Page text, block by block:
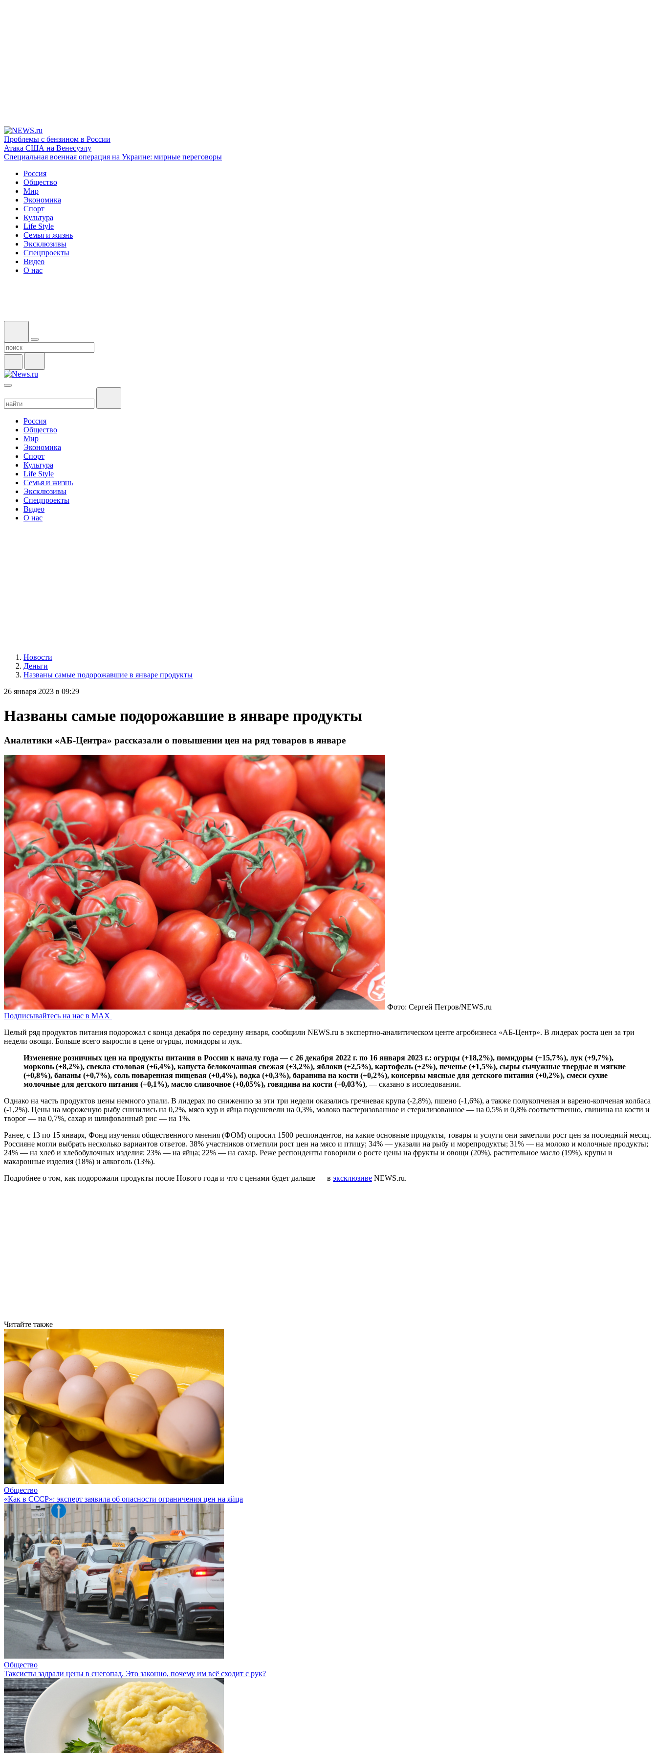
Проблемы с бензином в России
Атака США на Венесуэлу
Специальная военная операция на Украине: мирные переговоры
Россия
Общество
Мир
Экономика
Спорт
Культура
Life Style
Семья и жизнь
Эксклюзивы
Спецпроекты
Видео
О нас
Россия
Общество
Мир
Экономика
Спорт
Культура
Life Style
Семья и жизнь
Эксклюзивы
Спецпроекты
Видео
О нас
Новости
Деньги
Названы самые подорожавшие в январе продукты
26 января 2023 в 09:29
Названы самые подорожавшие в январе продукты
Аналитики «АБ-Центра» рассказали о повышении цен на ряд товаров в январе
Фото: Сергей Петров/NEWS.ru
Подписывайтесь на нас в MAX
Целый ряд продуктов питания подорожал с конца декабря по середину января, сообщили NEWS.ru в экспертно-аналитическом центе агробизнеса «АБ-Центр». В лидерах роста цен за три
недели овощи. Больше всего выросли в цене огурцы, помидоры и лук.
Изменение розничных цен на продукты питания в России к началу года — с 26 декабря 2022 г. по 16 января 2023 г.: огурцы (+18,2%), помидоры (+15,7%), лук (+9,7%),
морковь (+8,2%), свекла столовая (+6,4%), капуста белокочанная свежая (+3,2%), яблоки (+2,5%), картофель (+2%), печенье (+1,5%), сыры сычужные твердые и мягкие
(+0,8%), бананы (+0,7%), соль поваренная пищевая (+0,4%), водка (+0,3%), баранина на кости (+0,2%), консервы мясные для детского питания (+0,2%), смеси сухие
молочные для детского питания (+0,1%), масло сливочное (+0,05%), говядина на кости (+0,03%), — сказано в исследовании.
Однако на часть продуктов цены немного упали. В лидерах по снижению за эти три недели оказались гречневая крупа (-2,8%), пшено (-1,6%), а также полукопченая и варено-копченая колбаса
(-1,2%). Цены на мороженую рыбу снизились на 0,2%, мясо кур и яйца подешевели на 0,3%, молоко пастеризованное и стерилизованное — на 0,5% и 0,8% соответственно, свинина на кости и
творог — на 0,7%, сахар и шлифованный рис — на 1%.
Ранее, с 13 по 15 января, Фонд изучения общественного мнения (ФОМ) опросил 1500 респондентов, на какие основные продукты, товары и услуги они заметили рост цен за последний месяц.
Россияне могли выбрать несколько вариантов ответов. 38% участников отметили рост цен на мясо и птицу; 34% — указали на рыбу и морепродукты; 31% — на молоко и молочные продукты;
24% — на хлеб и хлебобулочных изделия; 23% — на яйца; 22% — на сахар. Реже респонденты говорили о росте цены на фрукты и овощи (20%), растительное масло (19%), крупы и
макаронные изделия (18%) и алкоголь (13%).
Подробнее о том, как подорожали продукты после Нового года и что с ценами будет дальше — в эксклюзиве NEWS.ru.
Читайте также
Общество
«Как в СССР»: эксперт заявила об опасности ограничения цен на яйца
Общество
Таксисты задрали цены в снегопад. Это законно, почему им всё сходит с рук?